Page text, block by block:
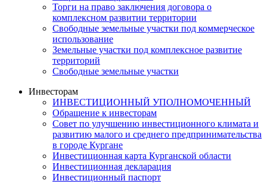
Торги на право заключения договора о
комплексном развитии территории
Свободные земельные участки под коммерческое
использование
Земельные участки под комплексное развитие
территорий
Свободные земельные участки
Инвесторам
ИНВЕСТИЦИОННЫЙ УПОЛНОМОЧЕННЫЙ
Обращение к инвесторам
Совет по улучшению инвестиционного климата и
развитию малого и среднего предпринимательства
в городе Кургане
Инвестиционная карта Курганской области
Инвестиционная декларация
Инвестиционный паспорт